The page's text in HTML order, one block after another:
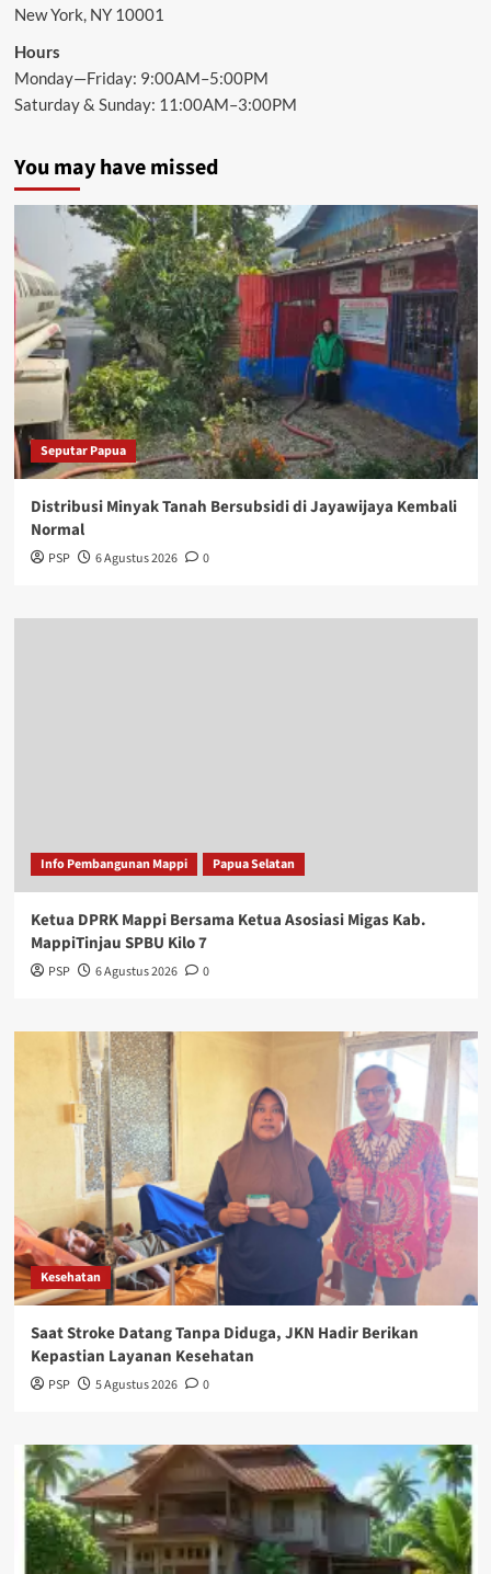
New York, NY 10001
Hours
Monday—Friday: 9:00AM–5:00PM
Saturday & Sunday: 11:00AM–3:00PM
You may have missed
Seputar Papua
Distribusi Minyak Tanah Bersubsidi di Jayawijaya Kembali
Normal
PSP 6 Agustus 2026 0
Info Pembangunan Mappi Papua Selatan
Ketua DPRK Mappi Bersama Ketua Asosiasi Migas Kab.
MappiTinjau SPBU Kilo 7
PSP 6 Agustus 2026 0
Kesehatan
Saat Stroke Datang Tanpa Diduga, JKN Hadir Berikan
Kepastian Layanan Kesehatan
PSP 5 Agustus 2026 0